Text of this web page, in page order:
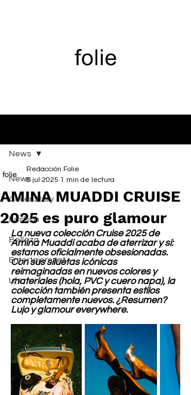
News
Cover Story
Fashion
Belleza
Entertainment
Life
News
AMINA MUADDI CRUISE
2025 es puro glamour
Redacción Folie
8 jul 2025 1 min de lectura
La nueva colección Cruise 2025 de
Amina Muaddi acaba de aterrizar y sí:
estamos oficialmente obsesionadas.
Con sus siluetas icónicas
reimaginadas en nuevos colores y
materiales (hola, PVC y cuero napa), la
colección también presenta estilos
completamente nuevos. ¿Resumen?
Lujo y glamour everywhere.